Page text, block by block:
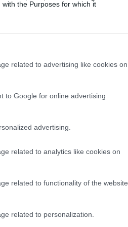
the Purposes for which it
related to advertising like cookies on
to Google for online advertising
advertising.
related to analytics like cookies on
related to functionality of the website
related to personalization.
elevate prestazioni
lo rende
che richiedono
un’esperienza utente
e funzionalità.